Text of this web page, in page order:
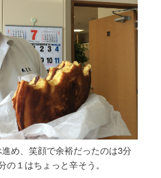
め、笑顔で余裕だったのは3分
１はちょっと辛そう。